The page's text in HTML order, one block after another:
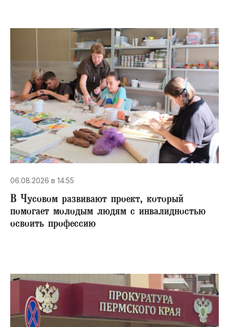
06.08.2026 в 14:55
В Чусовом развивают проект, который
помогает молодым людям с инвалидностью
освоить профессию